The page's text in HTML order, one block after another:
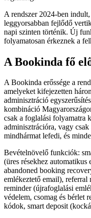
A rendszer 2024-ben
leggyorsabban fejlődő
napi szinten történik. Új
folyamatosan érkeznek a
A Bookinda fő
A Bookinda erőssége a
amelyeket kifejezetten
adminisztráció
kombináció
csak a foglalási folyamatra
adminisztrációra, vagy
mindhármat lefedi, és
Bevételnövelő funkciók:
(üres résekhez
abandoned booking
emlékeztető email),
reminder (újrafoglalási
védelem, csomag és bérlet
kódok, smart deposit